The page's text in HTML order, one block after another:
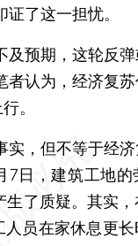
了这一担忧。
预期，这轮反弹
者认为，经济复
。
，但不等于经济
7日，建筑工地的
了质疑。其实
人员在家休息更